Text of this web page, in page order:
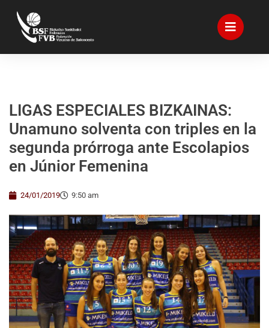
LIGAS ESPECIALES BIZKAINAS:
Unamuno solventa con triples en la
segunda prórroga ante Escolapios
en Júnior Femenina
24/01/2019 9:50 am